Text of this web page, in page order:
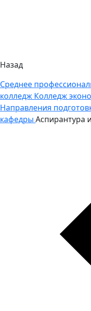
Назад
Среднее
колледж Колледж
Направления
кафедры Аспирантура